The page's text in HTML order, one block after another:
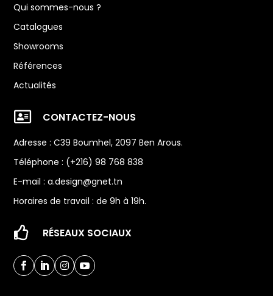
Qui sommes-nous ?
Catalogues
Showrooms
Références
Actualités
 CONTACTEZ-NOUS
Adresse : C39 Boumhel, 2097 Ben Arous.
Téléphone : (+216) 98 768 838
E-mail :a.design@gnet.tn
Horaires de travail : de 9h à 19h.
 RÉSEAUX SOCIAUX
   